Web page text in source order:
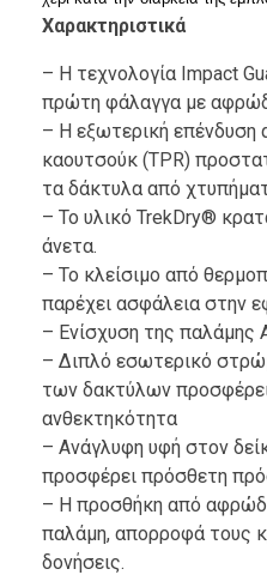
Χαρακτηριστικά
– Η τεχνολογία Impact
πρώτη φάλαγγα με
– Η εξωτερική επένδυση
καουτσούκ (TPR)
τα δάκτυλα από
– Το υλικό TrekDry®
άνετα.
– Το κλείσιμο από
παρέχει ασφάλεια στην
– Ενίσχυση της παλάμης
– Διπλό εσωτερικό
των δακτύλων
ανθεκτηκότητα
– Ανάγλυφη υφή στον
προσφέρει πρόσθετη
– Η προσθήκη από
παλάμη, απορροφά τους
δονήσεις.